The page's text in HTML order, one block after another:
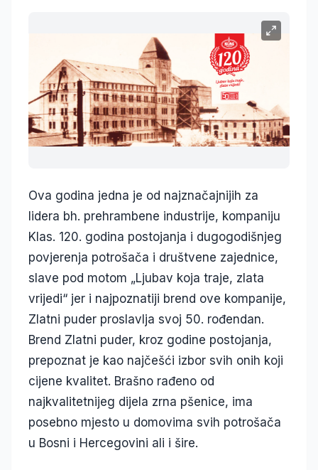
Ova godina jedna je od najznačajnijih za
lidera bh. prehrambene industrije, kompaniju
Klas. 120. godina postojanja i dugogodišnjeg
povjerenja potrošača i društvene zajednice,
slave pod motom „Ljubav koja traje, zlata
vrijedi“ jer i najpoznatiji brend ove kompanije,
Zlatni puder proslavlja svoj 50. rođendan.
Brend Zlatni puder, kroz godine postojanja,
prepoznat je kao najčešći izbor svih onih koji
cijene kvalitet. Brašno rađeno od
najkvalitetnijeg dijela zrna pšenice, ima
posebno mjesto u domovima svih potrošača
u Bosni i Hercegovini ali i šire.